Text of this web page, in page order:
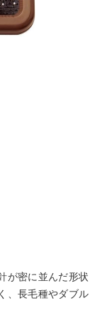
が密に並んだ形状
、長毛種やダブル